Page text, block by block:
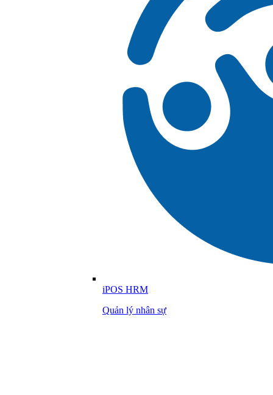
iPOS HRM
Quản lý nhân sự